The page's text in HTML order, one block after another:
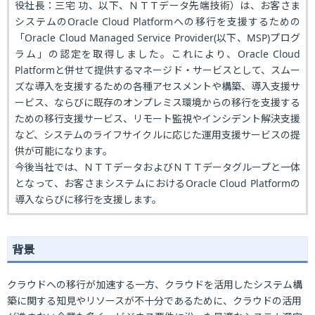
役社長：三宅 功、以下、ＮＴＴデータ先端技術）は、お客さま
システムのOracle Cloud Platformへの移行を支援するための
「Oracle Cloud Managed Service Provider(以下、MSP)プログ
ラム」の認定を取得しました。これにより、Oracle Cloud
Platformと併せて提供するマネージド・サービスとして、スムー
ズな導入を支援するための各種アセスメントや構築、導入支援サ
ービス、ならびに既存のオンプレミス環境からの移行を支援する
ための移行支援サービス、リモート監視やインシデント解決支援
など、システムのライフサイクルに応じた運用支援サービスの提
供が可能になります。
今後当社では、ＮＴＴデータおよびＮＴＴデータグループと一体
となって、お客さまシステムにおけるOracle Cloud Platformの
導入ならびに移行を支援します。
背景
クラウドへの移行が加速する一方、クラウドを活用したシステム構
築に関する知見やリソースが不十分であるために、クラウドの活用